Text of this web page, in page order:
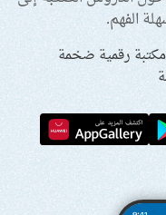
الفهم.
مكتبة رقمية ضخمة